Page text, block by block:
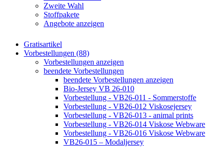
Zweite Wahl
Stoffpakete
Angebote anzeigen
Gratisartikel
Vorbestellungen (88)
Vorbestellungen anzeigen
beendete Vorbestellungen
beendete Vorbestellungen anzeigen
Bio-Jersey VB 26-010
Vorbestellung - VB26-011 - Sommerstoffe
Vorbestellung - VB26-012 Viskosejersey
Vorbestellung - VB26-013 - animal prints
Vorbestellung - VB26-014 Viskose Webware
Vorbestellung - VB26-016 Viskose Webware
VB26-015 – Modaljersey